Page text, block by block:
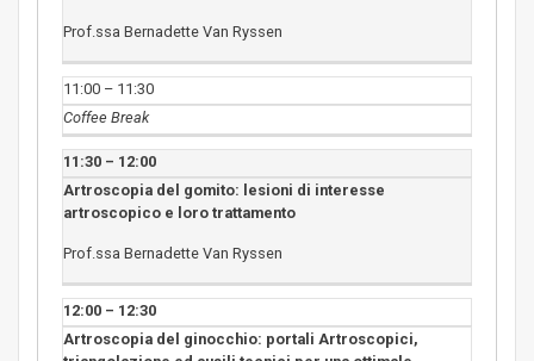
Prof.ssa Bernadette Van Ryssen
11:00 – 11:30
Coffee Break
11:30 – 12:00
Artroscopia del gomito: lesioni di interesse
artroscopico e loro trattamento
Prof.ssa Bernadette Van Ryssen
12:00 – 12:30
Artroscopia del ginocchio: portali Artroscopici,